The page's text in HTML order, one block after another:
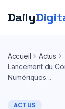
Daily
contenu
Accueil chevron_right Actus chevron_right
Lancement du
Numériques…
ACTUS